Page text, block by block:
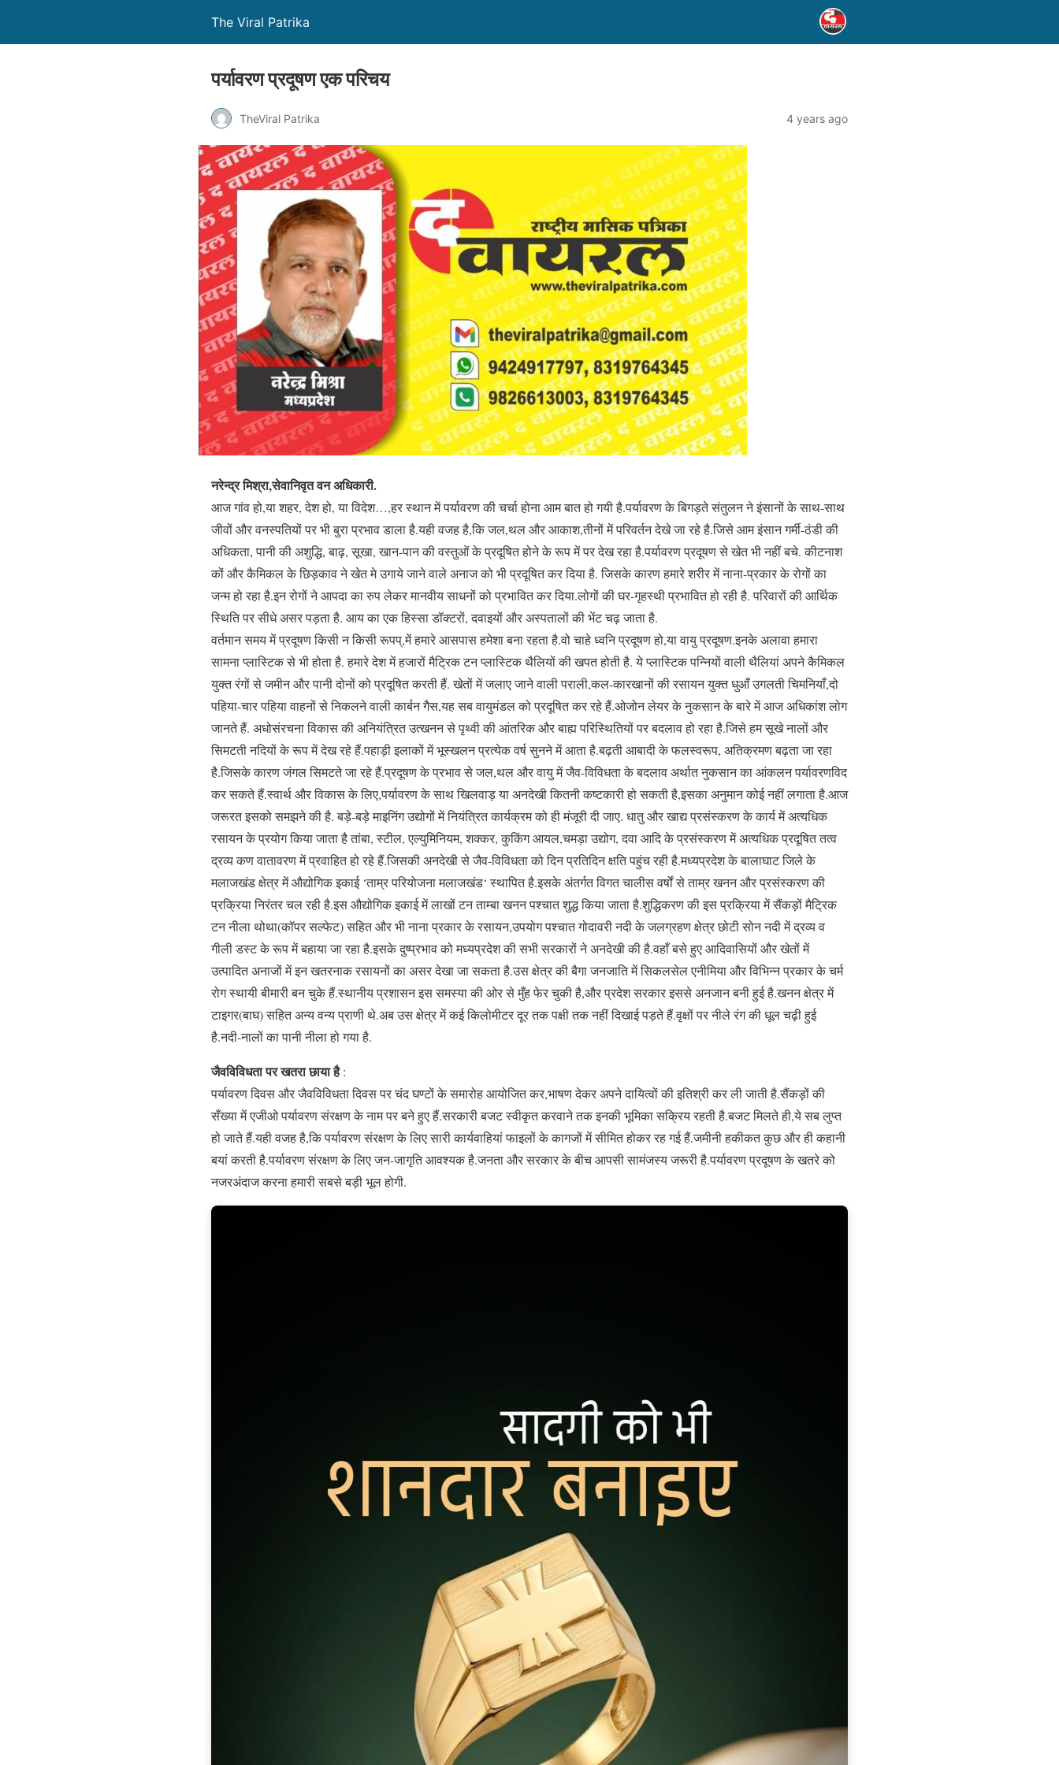
The Viral Patrika
पर्यावरण प्रदूषण एक परिचय
TheViral Patrika 4 years ago
नरेन्द्र मिश्रा,सेवानिवृत वन अधिकारी.
आज गांव हो,या शहर, देश हो, या विदेश…,हर स्थान में पर्यावरण की चर्चा होना आम बात हो गयी है.पर्यावरण के बिगड़ते संतुलन ने इंसानों के साथ-साथ
जीवों और वनस्पतियों पर भी बुरा प्रभाव डाला है.यही वजह है,कि जल,थल और आकाश,तीनों में परिवर्तन देखे जा रहे है.जिसे आम इंसान गर्मी-ठंडी की
अधिकता, पानी की अशुद्धि, बाढ़, सूखा, खान-पान की वस्तुओं के प्रदूषित होने के रूप में पर देख रहा है.पर्यावरण प्रदूषण से खेत भी नहीं बचे. कीटनाश
कों और कैमिकल के छिड़काव ने खेत मे उगाये जाने वाले अनाज को भी प्रदूषित कर दिया है. जिसके कारण हमारे शरीर में नाना-प्रकार के रोगों का
जन्म हो रहा है.इन रोगों ने आपदा का रुप लेकर मानवीय साधनों को प्रभावित कर दिया.लोगों की घर-गृहस्थी प्रभावित हो रही है. परिवारों की आर्थिक
स्थिति पर सीधे असर पड़ता है. आय का एक हिस्सा डॉक्टरों, दवाइयों और अस्पतालों की भेंट चढ़ जाता है.
वर्तमान समय में प्रदूषण किसी न किसी रूपप्,में हमारे आसपास हमेशा बना रहता है.वो चाहे ध्वनि प्रदूषण हो,या वायु प्रदूषण.इनके अलावा हमारा
सामना प्लास्टिक से भी होता है. हमारे देश में हजारों मैट्रिक टन प्लास्टिक थैलियों की खपत होती है. ये प्लास्टिक पन्नियों वाली थैलियां अपने कैमिकल
युक्त रंगों से जमीन और पानी दोनों को प्रदूषित करती हैं. खेतों में जलाए जाने वाली पराली,कल-कारखानों की रसायन युक्त धुआँ उगलती चिमनियाँ,दो
पहिया-चार पहिया वाहनों से निकलने वाली कार्बन गैस,यह सब वायुमंडल को प्रदूषित कर रहे हैं.ओजोन लेयर के नुकसान के बारे में आज अधिकांश लोग
जानते हैं. अधोसंरचना विकास की अनियंत्रित उत्खनन से पृथ्वी की आंतरिक और बाह्य परिस्थितियों पर बदलाव हो रहा है.जिसे हम सूखे नालों और
सिमटती नदियों के रूप में देख रहे हैं.पहाड़ी इलाकों में भूस्खलन प्रत्येक वर्ष सुनने में आता है.बढ़ती आबादी के फलस्वरूप, अतिक्रमण बढ़ता जा रहा
है.जिसके कारण जंगल सिमटते जा रहे हैं.प्रदूषण के प्रभाव से जल,थल और वायु में जैव-विविधता के बदलाव अर्थात नुकसान का आंकलन पर्यावरणविद
कर सकते हैं.स्वार्थ और विकास के लिए,पर्यावरण के साथ खिलवाड़ या अनदेखी कितनी कष्टकारी हो सकती है,इसका अनुमान कोई नहीं लगाता है.आज
जरूरत इसको समझने की है. बड़े-बड़े माइनिंग उद्योगों में नियंत्रित कार्यक्रम को ही मंजूरी दी जाए. धातु और खाद्य प्रसंस्करण के कार्य में अत्यधिक
रसायन के प्रयोग किया जाता है तांबा, स्टील, एल्युमिनियम, शक्कर, कुकिंग आयल,चमड़ा उद्योग, दवा आदि के प्रसंस्करण में अत्यधिक प्रदूषित तत्व
द्रव्य कण वातावरण में प्रवाहित हो रहे हैं.जिसकी अनदेखी से जैव-विविधता को दिन प्रतिदिन क्षति पहुंच रही है.मध्यप्रदेश के बालाघाट जिले के
मलाजखंड क्षेत्र में औद्योगिक इकाई ‘ताम्र परियोजना मलाजखंड‘ स्थापित है.इसके अंतर्गत विगत चालीस वर्षों से ताम्र खनन और प्रसंस्करण की
प्रक्रिया निरंतर चल रही है.इस औद्योगिक इकाई में लाखों टन ताम्बा खनन पश्चात शुद्ध किया जाता है.शुद्धिकरण की इस प्रक्रिया में सैंकड़ों मैट्रिक
टन नीला थोथा(कॉपर सल्फेट) सहित और भी नाना प्रकार के रसायन,उपयोग पश्चात गोदावरी नदी के जलग्रहण क्षेत्र छोटी सोन नदी में द्रव्य व
गीली डस्ट के रूप में बहाया जा रहा है.इसके दुष्प्रभाव को मध्यप्रदेश की सभी सरकारों ने अनदेखी की है.वहाँ बसे हुए आदिवासियों और खेतों में
उत्पादित अनाजों में इन खतरनाक रसायनों का असर देखा जा सकता है.उस क्षेत्र की बैगा जनजाति में सिकलसेल एनीमिया और विभिन्न प्रकार के चर्म
रोग स्थायी बीमारी बन चुके हैं.स्थानीय प्रशासन इस समस्या की ओर से मुँह फेर चुकी है,और प्रदेश सरकार इससे अनजान बनी हुई है.खनन क्षेत्र में
टाइगर(बाघ) सहित अन्य वन्य प्राणी थे.अब उस क्षेत्र में कई किलोमीटर दूर तक पक्षी तक नहीं दिखाई पड़ते हैं.वृक्षों पर नीले रंग की धूल चढ़ी हुई
है.नदी-नालों का पानी नीला हो गया है.
जैवविविधता पर खतरा छाया है:
पर्यावरण दिवस और जैवविविधता दिवस पर चंद घण्टों के समारोह आयोजित कर,भाषण देकर अपने दायित्वों की इतिश्री कर ली जाती है.सैंकड़ों की
सँख्या में एजीओ पर्यावरण संरक्षण के नाम पर बने हुए हैं.सरकारी बजट स्वीकृत करवाने तक इनकी भूमिका सक्रिय रहती है.बजट मिलते ही,ये सब लुप्त
हो जाते हैं.यही वजह है,कि पर्यावरण संरक्षण के लिए सारी कार्यवाहियां फाइलों के कागजों में सीमित होकर रह गई हैं.जमीनी हकीकत कुछ और ही कहानी
बयां करती है.पर्यावरण संरक्षण के लिए जन-जागृति आवश्यक है.जनता और सरकार के बीच आपसी सामंजस्य जरूरी है.पर्यावरण प्रदूषण के खतरे को
नजरअंदाज करना हमारी सबसे बड़ी भूल होगी.